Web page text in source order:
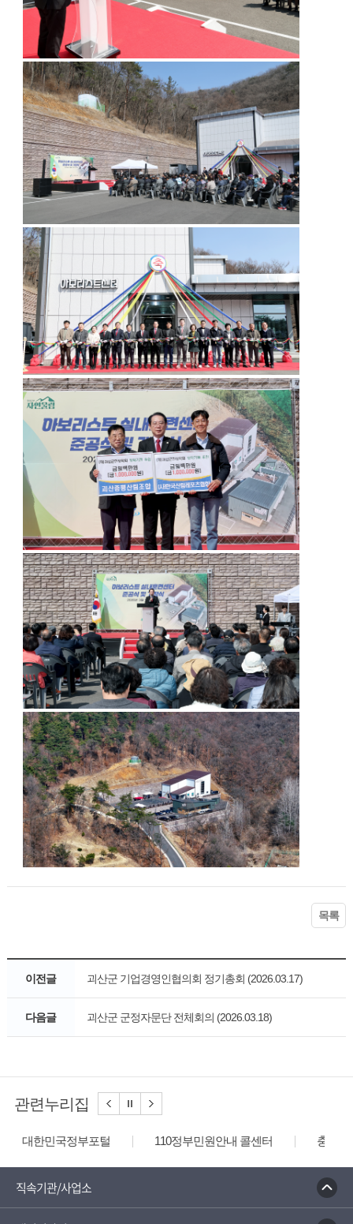
목록
이전글 괴산군 기업경영인협의회 정기총회 (2026.03.17)
다음글 괴산군 군정자문단 전체회의 (2026.03.18)
관련누리집
대한민국정부포털 110정부민원안내 콜센터 충청북
직속기관/사업소